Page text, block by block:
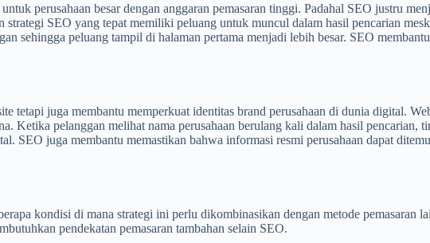
perusahaan besar dengan anggaran pemasaran tinggi. Padahal SEO justru
SEO yang tepat memiliki peluang untuk muncul dalam hasil pencarian
sehingga peluang tampil di halaman pertama menjadi lebih besar. SEO
tetapi juga membantu memperkuat identitas brand perusahaan di dunia digital.
Ketika pelanggan melihat nama perusahaan berulang kali dalam hasil pencarian,
SEO juga membantu memastikan bahwa informasi resmi perusahaan dapat
kondisi di mana strategi ini perlu dikombinasikan dengan metode pemasaran
pendekatan pemasaran tambahan selain SEO.